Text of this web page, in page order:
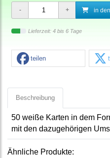
in
Lieferzeit: 4 bis 6 Tage
teilen
Beschreibung
50 weiße Karten in dem
mit den dazugehörigen
Ähnliche Produkte: